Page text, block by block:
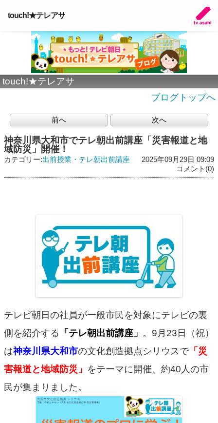
touch!★テレアサ
touch!★テレアサ
ブログトップへ
前へ 次へ
神奈川県大和市でテレ朝出前講座「災害報道と地
域防災」開催！
カテゴリー:出前授業・テレ朝出前講座
2025年09月29日 09:09
コメント(0)
テレビ朝日の社員が一般市民を対象にテレビの裏
側を紹介する 「テレ朝出前講座」 。9月23日（祝）
は神奈川県大和市の文化創造拠点シリウスで 「災
害報道と地域防災」 をテーマに開催、約40人の市
民が集まりました。